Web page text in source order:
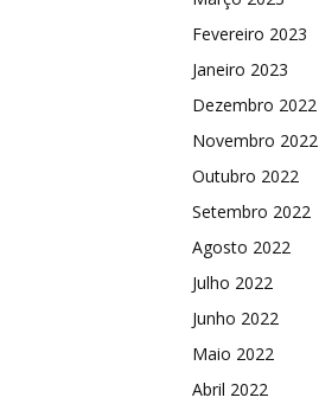
Fevereiro 2023
Janeiro 2023
Dezembro 2022
Novembro 2022
Outubro 2022
Setembro 2022
Agosto 2022
Julho 2022
Junho 2022
Maio 2022
Abril 2022